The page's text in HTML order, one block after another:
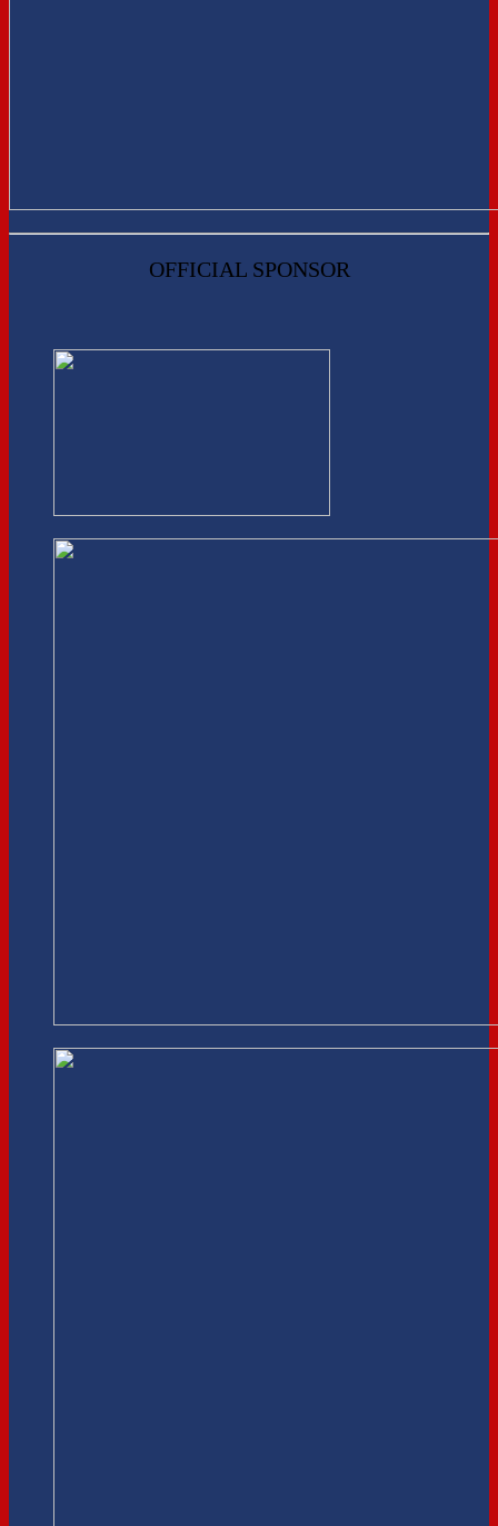
OFFICIAL SPONSOR